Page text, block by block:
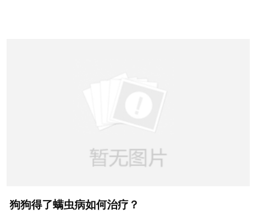
狗狗得了螨虫病如何治疗？